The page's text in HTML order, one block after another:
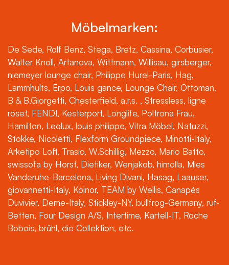
Möbelmarken:
De Sede, Rolf Benz, Stega, Bretz, Cassina, Corbusier,
Walter Knoll, Artanova, Wittmann, Willisau, girsberger,
niemeyer lounge chair, Philippe Hurel-Paris, Hag,
Lammhults, Erpo, Louis gance, Lounge Chair, Ottoman,
B & B,Giorgetti, Chesterfield, a.r.s. , Stressless, ligne
roset, FENDI, Kesterport, Longlife, Poltrona Frau,
Hamilton, Leolux, louis philippe, Vitra Möbel, Natuzzi,
Stokke, Nicoletti, Flexform Groundpiece, Minotti-Italy,
Arketipo Loft, Trasio, W.Schillig, Mezzo, Mario Batto,
swissofa by Horst, Dietiker, Wenjakob, himolla, Mies
Vanderuhe-Barcelona, Living Divani, Hasag, Laauser,
giovannetti-Italy, Koinor, TEAM by Wellis, Canapés
Duvivier, Deme-Italy, Stickley-NY, bullfrog-Germany, ruf-
Betten, Four Design A/S, Intertime, Kartell-IT, Roche
Bobois, brühl, die Collektion, etc.